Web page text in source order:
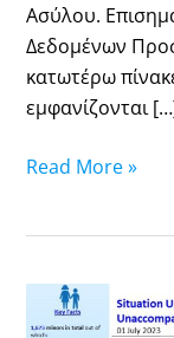
Ασύλου.
Δεδομένων
κατωτέρω
εμφανίζονται
Read More »
Unaccompanied
Minors